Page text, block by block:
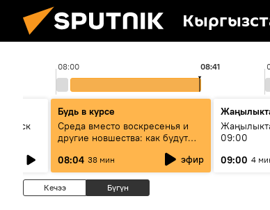
08:00 08:41
Будь в курсе
Среда вместо воскресенья и
другие новшества: как будут
проходить выборы в КР?
08:04 38 мин эфир
09:00
09:00 4
Кечээ Бүгүн